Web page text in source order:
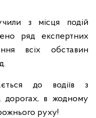
з місця подій
ряд експертних
всіх обставин
до водіїв з
в жодному
руху!